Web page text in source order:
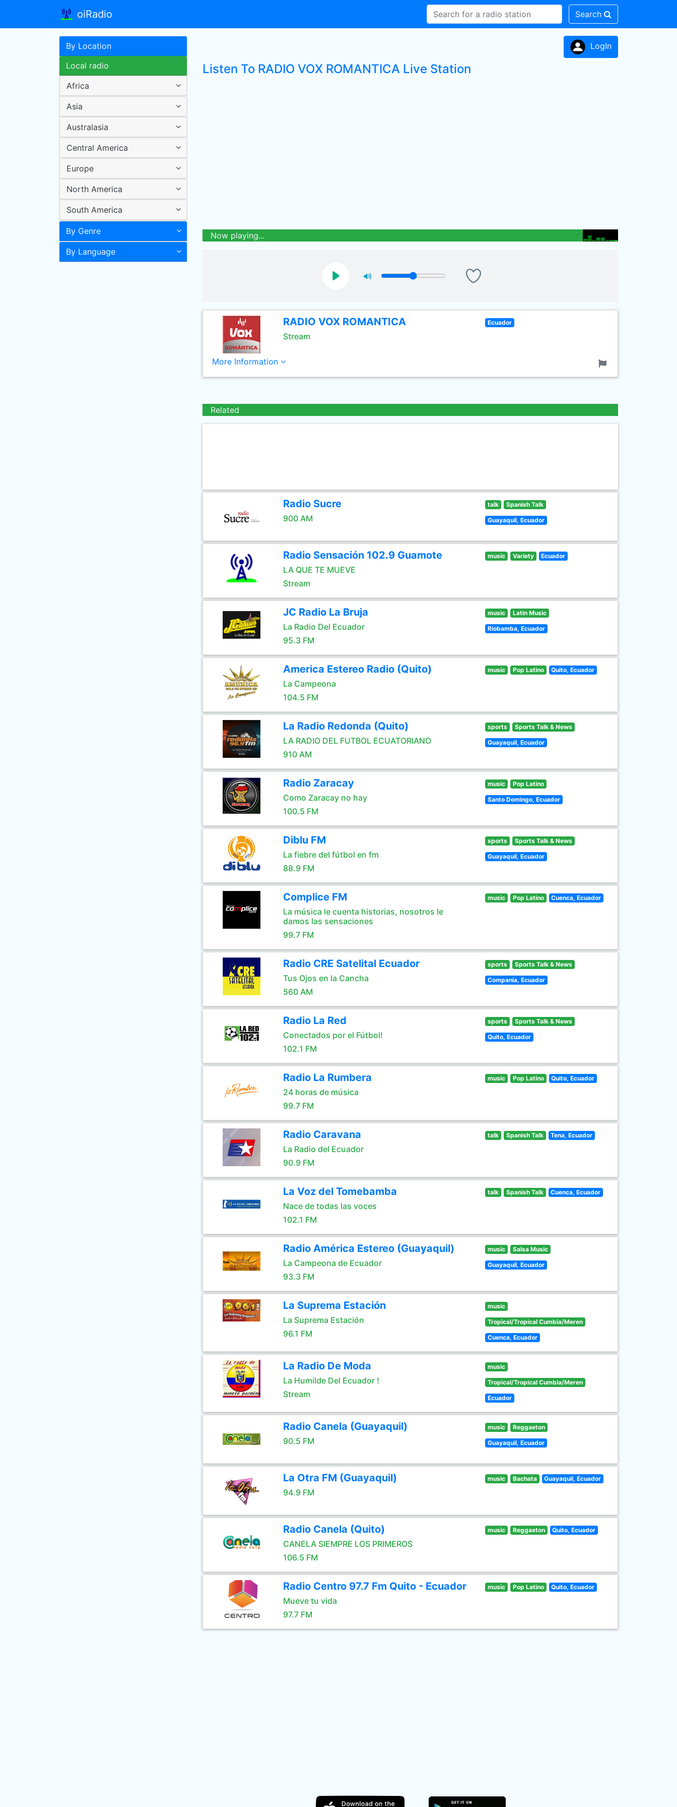
oiRadio Search
By Location
Local radio
Africa
Asia
Australasia
Central America
Europe
North America
South America
By Genre
By Language
LogIn
Listen To RADIO VOX ROMANTICA Live Station
Now playing...
RADIO VOX ROMANTICA
Stream
Ecuador
More Information
Related
Radio Sucre
900 AM
talk Spanish Talk
Guayaquil, Ecuador
Radio Sensación 102.9 Guamote
LA QUE TE MUEVE
Stream
music Variety Ecuador
JC Radio La Bruja
La Radio Del Ecuador
95.3 FM
music Latin Music
Riobamba, Ecuador
America Estereo Radio (Quito)
La Campeona
104.5 FM
music Pop Latino Quito, Ecuador
La Radio Redonda (Quito)
LA RADIO DEL FUTBOL ECUATORIANO
910 AM
sports Sports Talk & News
Guayaquil, Ecuador
Radio Zaracay
Como Zaracay no hay
100.5 FM
music Pop Latino
Santo Domingo, Ecuador
Diblu FM
La fiebre del fútbol en fm
88.9 FM
sports Sports Talk & News
Guayaquil, Ecuador
Complice FM
La música le cuenta historias, nosotros le
damos las sensaciones
99.7 FM
music Pop Latino Cuenca, Ecuador
Radio CRE Satelital Ecuador
Tus Ojos en la Cancha
560 AM
sports Sports Talk & News
Compania, Ecuador
Radio La Red
Conectados por el Fútbol!
102.1 FM
sports Sports Talk & News
Quito, Ecuador
Radio La Rumbera
24 horas de música
99.7 FM
music Pop Latino Quito, Ecuador
Radio Caravana
La Radio del Ecuador
90.9 FM
talk Spanish Talk Tena, Ecuador
La Voz del Tomebamba
Nace de todas las voces
102.1 FM
talk Spanish Talk Cuenca, Ecuador
Radio América Estereo (Guayaquil)
La Campeona de Ecuador
93.3 FM
music Salsa Music
Guayaquil, Ecuador
La Suprema Estación
La Suprema Estación
96.1 FM
music
Tropical/Tropical Cumbia/Meren
Cuenca, Ecuador
La Radio De Moda
La Humilde Del Ecuador !
Stream
music
Tropical/Tropical Cumbia/Meren
Ecuador
Radio Canela (Guayaquil)
90.5 FM
music Reggaeton
Guayaquil, Ecuador
La Otra FM (Guayaquil)
94.9 FM
music Bachata Guayaquil, Ecuador
Radio Canela (Quito)
CANELA SIEMPRE LOS PRIMEROS
106.5 FM
music Reggaeton Quito, Ecuador
Radio Centro 97.7 Fm Quito - Ecuador
Mueve tu vida
97.7 FM
music Pop Latino Quito, Ecuador